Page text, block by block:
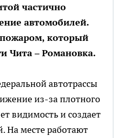
частично
автомобилей.
который
Чита – Романовка.
автотрассы
из-за плотного
видимость и создает
На месте работают